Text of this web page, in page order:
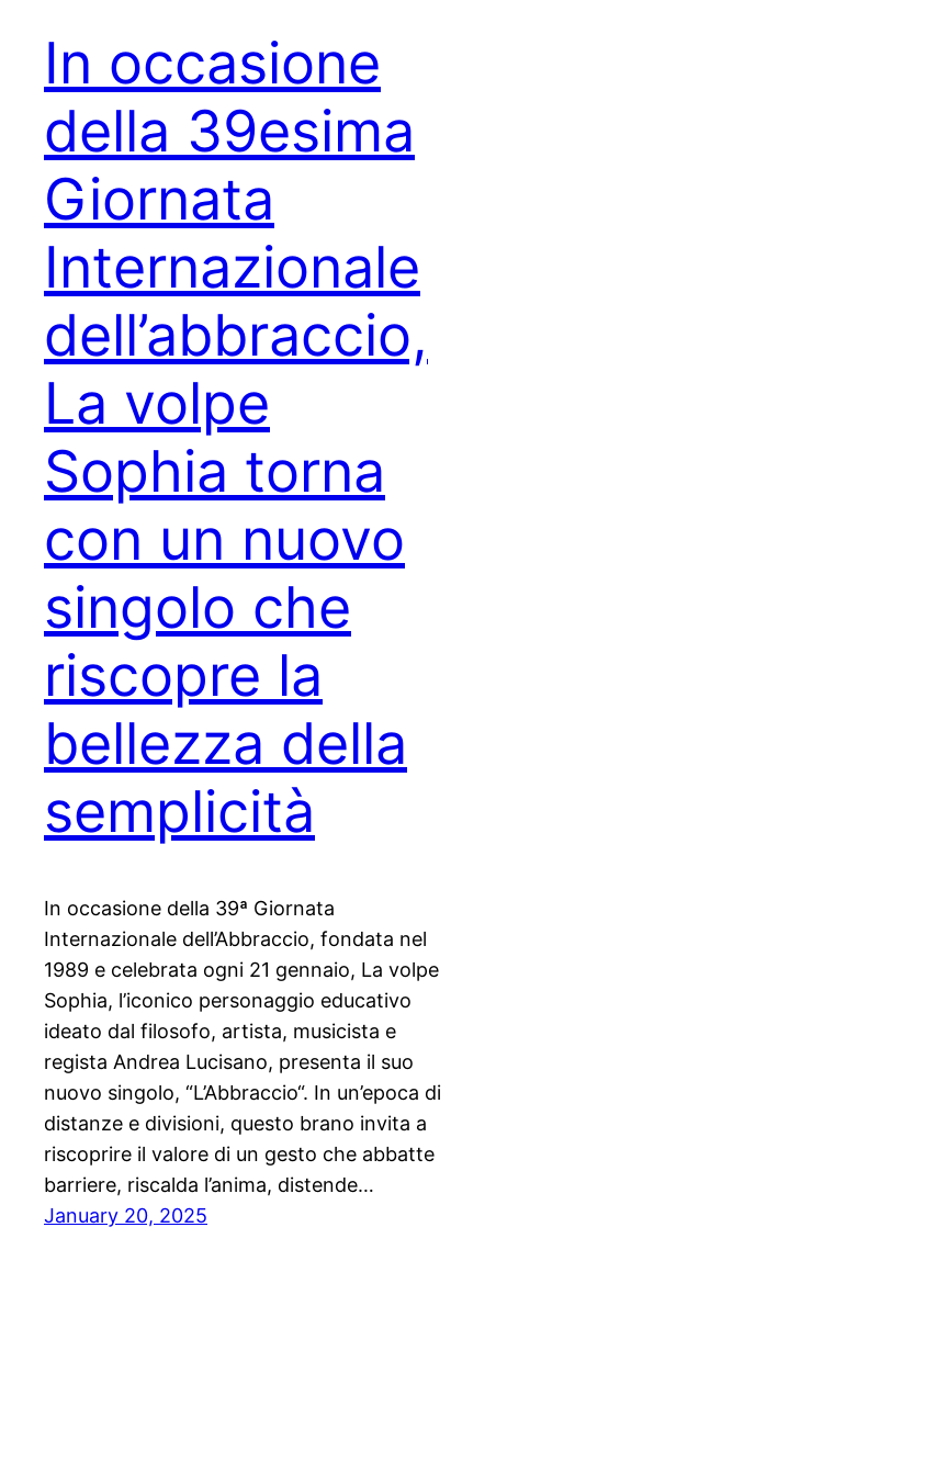
In occasione
della 39esima
Giornata
Internazionale
dell’abbraccio,
La volpe
Sophia torna
con un nuovo
singolo che
riscopre la
bellezza della
semplicità
In occasione della 39ª Giornata
Internazionale dell’Abbraccio, fondata nel
1989 e celebrata ogni 21 gennaio, La volpe
Sophia, l’iconico personaggio educativo
ideato dal filosofo, artista, musicista e
regista Andrea Lucisano, presenta il suo
nuovo singolo, “L’Abbraccio“. In un’epoca di
distanze e divisioni, questo brano invita a
riscoprire il valore di un gesto che abbatte
barriere, riscalda l’anima, distende…
January 20, 2025